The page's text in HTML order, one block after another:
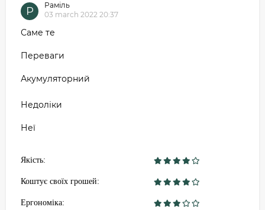
Р
Раміль
03 march 2022 20:37
Саме те
Переваги
Акумуляторний
Недоліки
Неї
Якість:
Коштує своїх грошей:
Ергономіка: